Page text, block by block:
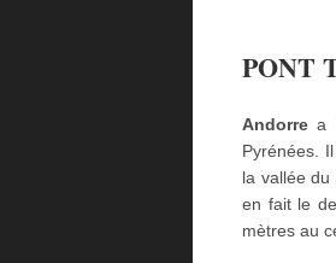
PONT
Andorrea
Pyrénées.
la vallée
en fait le
mètres au